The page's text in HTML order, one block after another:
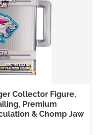
Collector Figure,
Premium
& Chomp Jaw